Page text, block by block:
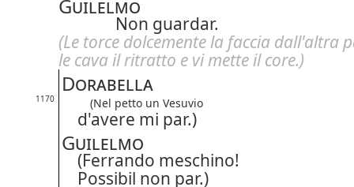
Guilelmo
Non guardar.
(Le torce dolcemente la faccia dall'altra
le cava il ritratto e vi mette il core.)
Dorabella
1170 (Nel petto un Vesuvio
d'avere mi par.)
Guilelmo
(Ferrando meschino!
Possibil non par.)